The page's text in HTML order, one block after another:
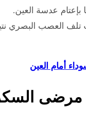
بإعتام عدسة العين.
تلف العصب البصري
أمام العين
مرضى